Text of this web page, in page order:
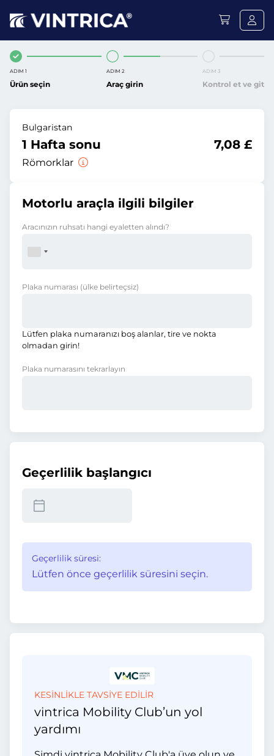
ADIM 1
Ürün seçin
ADIM 2
Araç girin
ADIM 3
Kontrol et ve git
Bulgaristan
1 Hafta sonu
Römorklar
7,08 £
Motorlu araçla ilgili bilgiler
Aracınızın ruhsatı hangi eyaletten alındı?
Plaka numarası (ülke belirteçsiz)
Lütfen plaka numaranızı boş alanlar, tire ve nokta
olmadan girin!
Plaka numarasını tekrarlayın
Geçerlilik başlangıcı
Geçerlilik süresi:
Lütfen önce geçerlilik süresini seçin.
KESİNLİKLE TAVSİYE EDİLİR
vintrica Mobility Club’un yol
yardımı